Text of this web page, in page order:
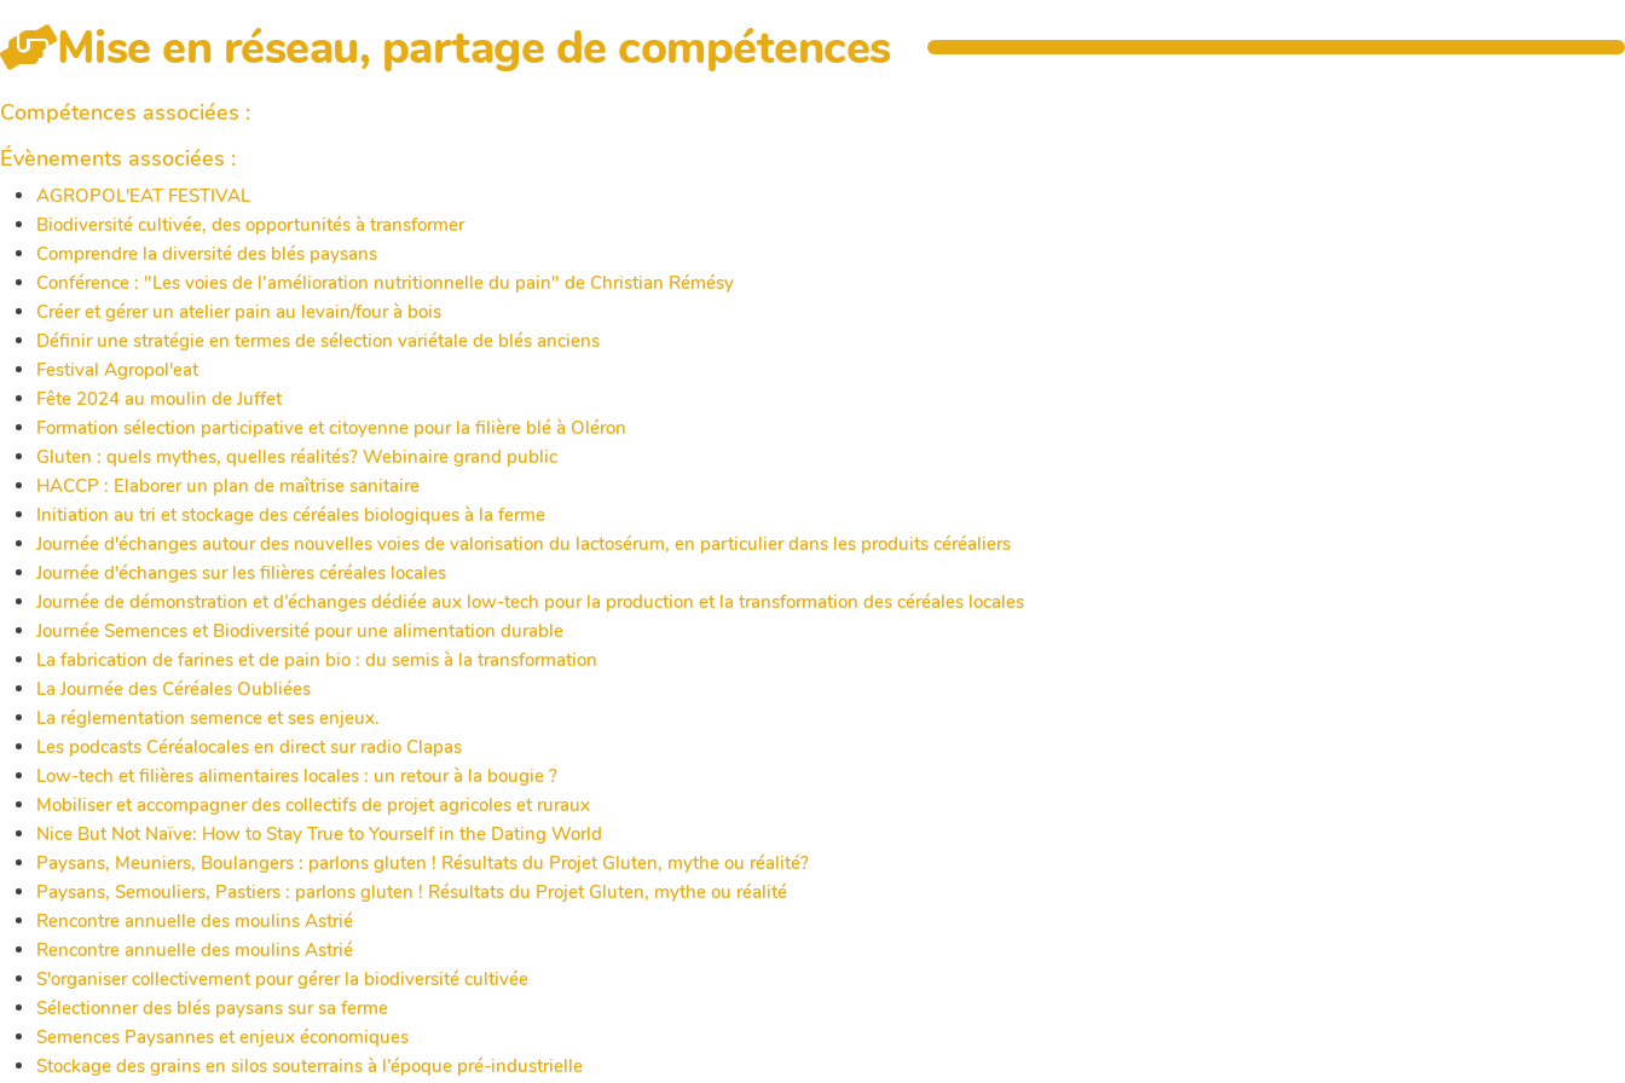
Mise en réseau, partage de compétences
Compétences associées :
Évènements associées :
AGROPOL'EAT FESTIVAL
Biodiversité cultivée, des opportunités à transformer
Comprendre la diversité des blés paysans
Conférence : "Les voies de l’amélioration nutritionnelle du pain" de Christian Rémésy
Créer et gérer un atelier pain au levain/four à bois
Définir une stratégie en termes de sélection variétale de blés anciens
Festival Agropol'eat
Fête 2024 au moulin de Juffet
Formation sélection participative et citoyenne pour la filière blé à Oléron
Gluten : quels mythes, quelles réalités? Webinaire grand public
HACCP : Elaborer un plan de maîtrise sanitaire
Initiation au tri et stockage des céréales biologiques à la ferme
Journée d'échanges autour des nouvelles voies de valorisation du lactosérum, en particulier dans les produits céréaliers
Journée d'échanges sur les filières céréales locales
Journée de démonstration et d’échanges dédiée aux low-tech pour la production et la transformation des céréales locales
Journée Semences et Biodiversité pour une alimentation durable
La fabrication de farines et de pain bio : du semis à la transformation
La Journée des Céréales Oubliées
La réglementation semence et ses enjeux.
Les podcasts Céréalocales en direct sur radio Clapas
Low-tech et filières alimentaires locales : un retour à la bougie ?
Mobiliser et accompagner des collectifs de projet agricoles et ruraux
Nice But Not Naïve: How to Stay True to Yourself in the Dating World
Paysans, Meuniers, Boulangers : parlons gluten ! Résultats du Projet Gluten, mythe ou réalité?
Paysans, Semouliers, Pastiers : parlons gluten ! Résultats du Projet Gluten, mythe ou réalité
Rencontre annuelle des moulins Astrié
Rencontre annuelle des moulins Astrié
S'organiser collectivement pour gérer la biodiversité cultivée
Sélectionner des blés paysans sur sa ferme
Semences Paysannes et enjeux économiques
Stockage des grains en silos souterrains à l’époque pré-industrielle